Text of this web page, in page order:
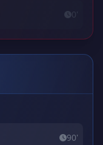
0'
90'